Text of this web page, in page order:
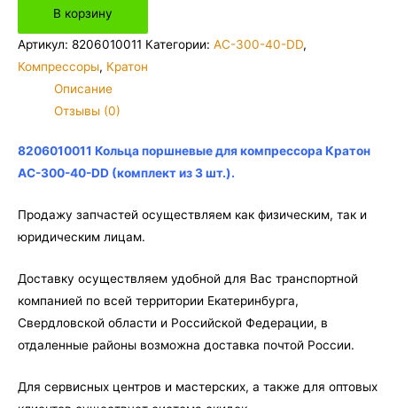
8206010011
Кольца
AC-
300-
DD
(комплект
3
шт.)
В корзину
Артикул: 8206010011 Категории: AC-300-40-DD,
Компрессоры, Кратон
Описание
Отзывы (0)
8206010011 Кольца поршневые для компрессора Кратон
AC-300-40-DD (комплект из 3 шт.).
Продажу запчастей осуществляем как физическим, так и
юридическим лицам.
Доставку осуществляем удобной для Вас транспортной
компанией по всей территории Екатеринбурга,
Свердловской области и Российской Федерации, в
отдаленные районы возможна доставка почтой России.
Для сервисных центров и мастерских, а также для оптовых